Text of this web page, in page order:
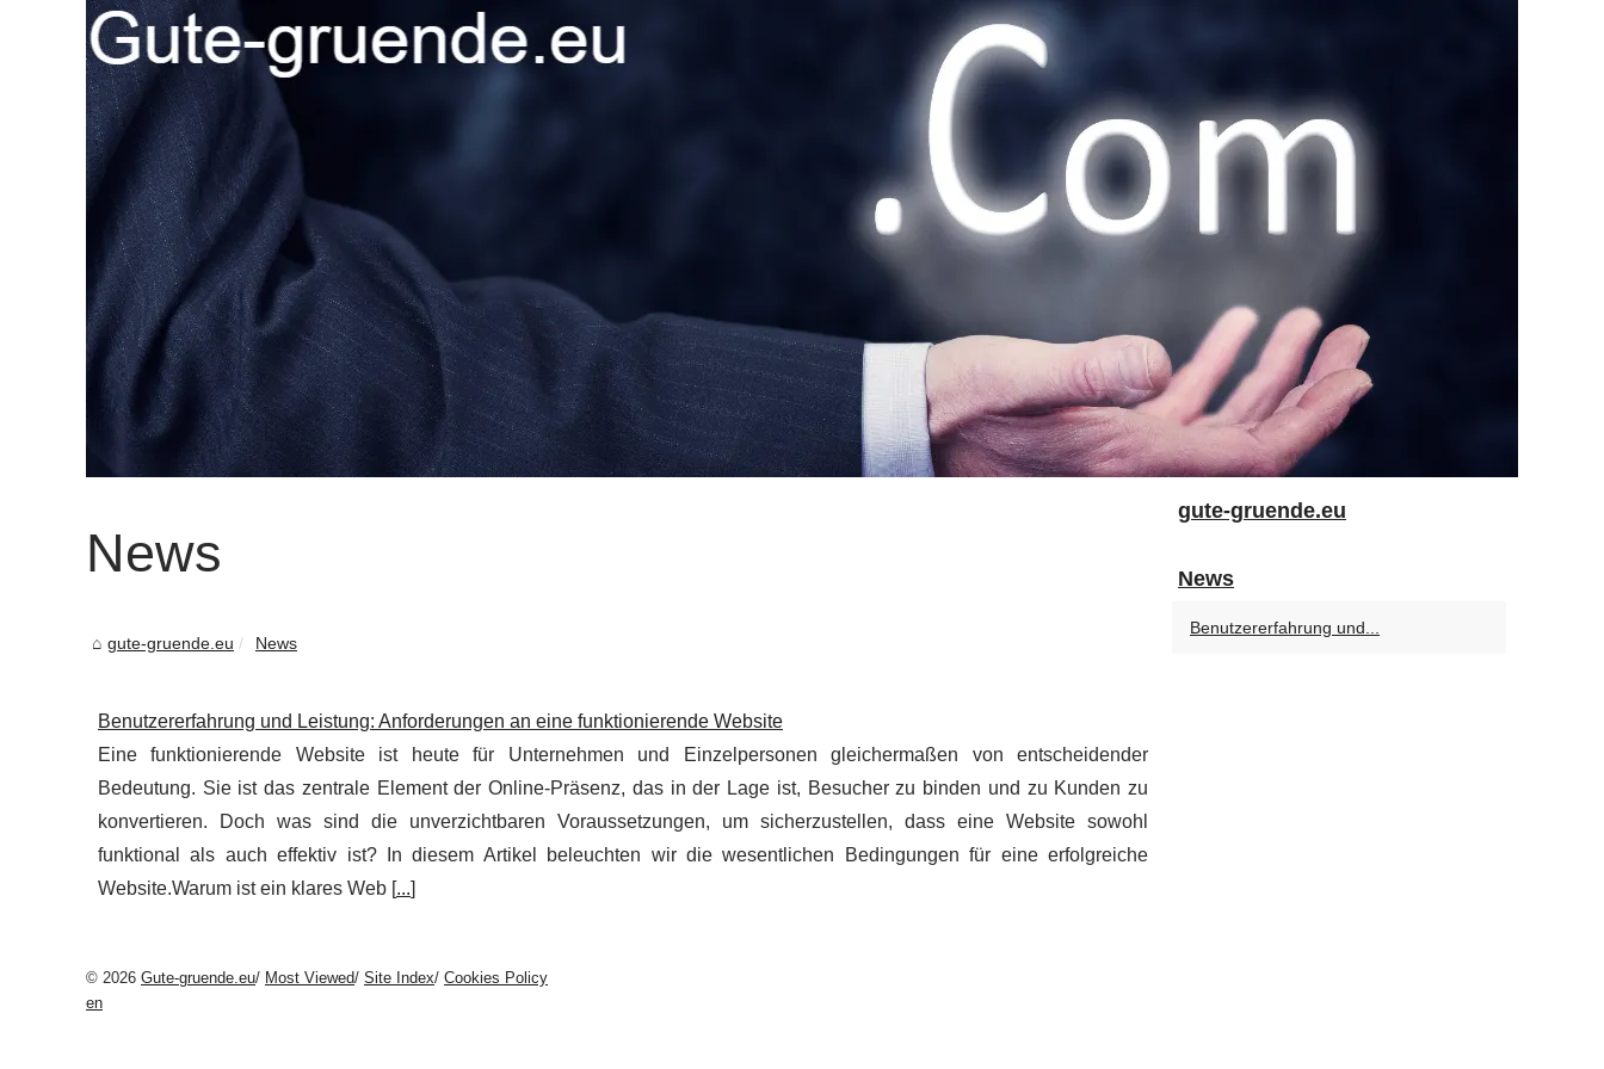
News
gute-gruende.eu News
Benutzererfahrung und Leistung: Anforderungen an eine funktionierende Website
Eine funktionierende Website ist heute für Unternehmen und Einzelpersonen gleichermaßen von entscheidender
Bedeutung. Sie ist das zentrale Element der Online-Präsenz, das in der Lage ist, Besucher zu binden und zu Kunden zu
konvertieren. Doch was sind die unverzichtbaren Voraussetzungen, um sicherzustellen, dass eine Website sowohl
funktional als auch effektiv ist? In diesem Artikel beleuchten wir die wesentlichen Bedingungen für eine erfolgreiche
Website.Warum ist ein klares Web [...]
gute-gruende.eu
News
Benutzererfahrung und...
© 2026 Gute-gruende.eu/ Most Viewed/ Site Index/ Cookies Policy
en